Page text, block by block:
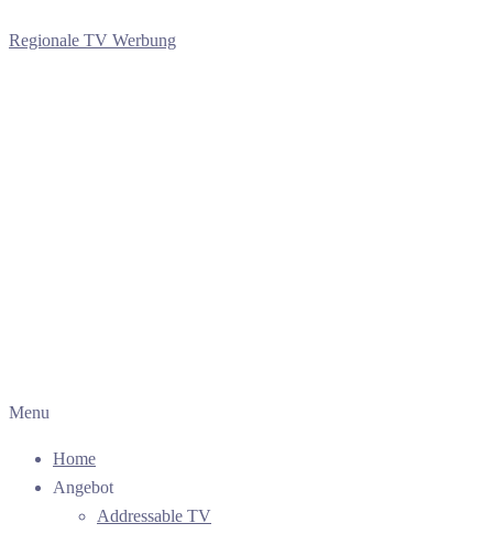
Regionale TV Werbung
Menu
Home
Angebot
Addressable TV